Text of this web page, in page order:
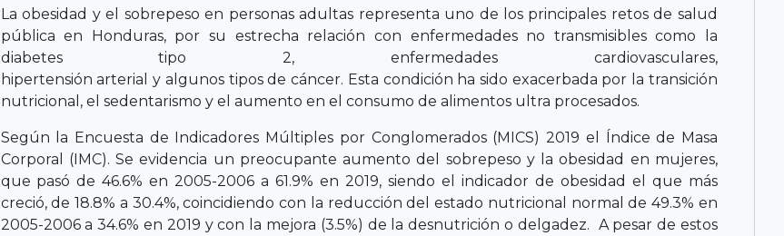
La obesidad y el sobrepeso en personas adultas representa uno de los principales retos de salud
pública en Honduras, por su estrecha relación con enfermedades no transmisibles como la
diabetes tipo 2, enfermedades cardiovasculares,
hipertensión arterial y algunos tipos de cáncer. Esta condición ha sido exacerbada por la transición
nutricional, el sedentarismo y el aumento en el consumo de alimentos ultra procesados.
Según la Encuesta de Indicadores Múltiples por Conglomerados (MICS) 2019 el Índice de Masa
Corporal (IMC). Se evidencia un preocupante aumento del sobrepeso y la obesidad en mujeres,
que pasó de 46.6% en 2005-2006 a 61.9% en 2019, siendo el indicador de obesidad el que más
creció, de 18.8% a 30.4%, coincidiendo con la reducción del estado nutricional normal de 49.3% en
2005-2006 a 34.6% en 2019 y con la mejora (3.5%) de la desnutrición o delgadez. A pesar de estos